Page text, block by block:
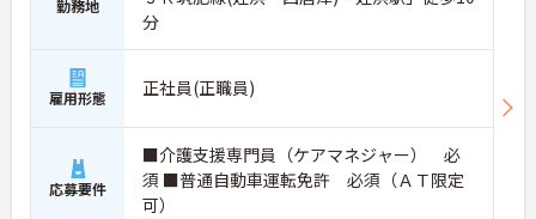
勤務地
分
雇用形態 正社員(正職員)
応募要件
■介護支援専門員（ケアマネジャー） 必
須 ■普通自動車運転免許 必須（ＡＴ限定
可）